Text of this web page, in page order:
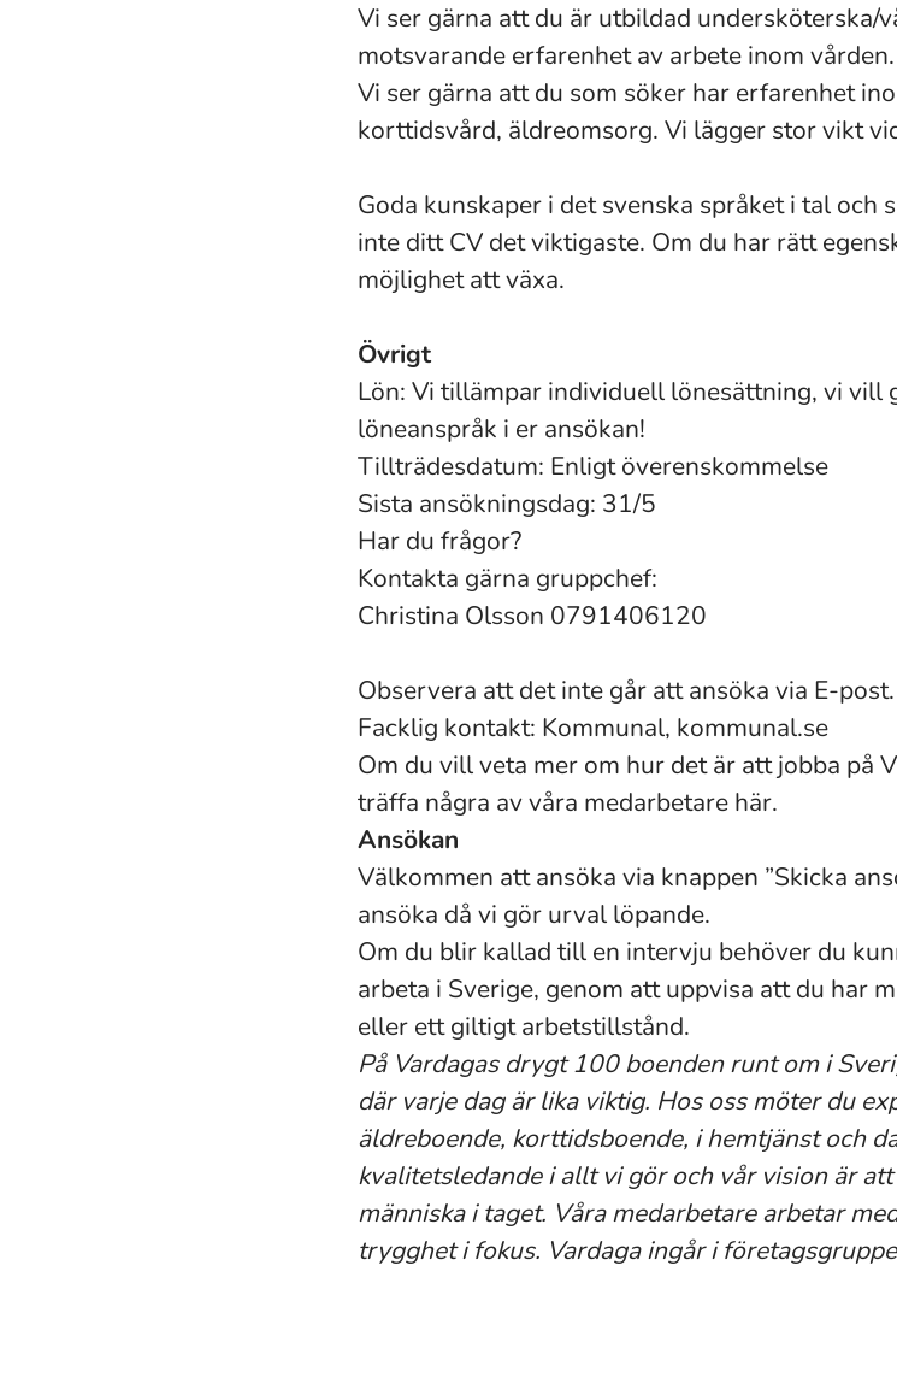
Vi ser gärna att du är utbildad undersköterska/
motsvarande erfarenhet av arbete inom vården.
Vi ser gärna att du som söker har erfarenhet
korttidsvård, äldreomsorg. Vi lägger stor vikt
Goda kunskaper i det svenska språket i tal och
inte ditt CV det viktigaste. Om du har rätt
möjlighet att växa.
Övrigt
Lön: Vi tillämpar individuell lönesättning, vi vill
löneanspråk i er ansökan!
Tillträdesdatum: Enligt överenskommelse
Sista ansökningsdag: 31/5
Har du frågor?
Kontakta gärna gruppchef:
Christina Olsson 0791406120
Observera att det inte går att ansöka via E-post.
Facklig kontakt: Kommunal, kommunal.se
Om du vill veta mer om hur det är att jobba på
träffa några av våra medarbetare här.
Ansökan
Välkommen att ansöka via knappen ”Skicka
ansöka då vi gör urval löpande.
Om du blir kallad till en intervju behöver du
arbeta i Sverige, genom att uppvisa att du har
eller ett giltigt arbetstillstånd.
På Vardagas drygt 100 boenden runt om i
där varje dag är lika viktig. Hos oss möter du
äldreboende, korttidsboende, i hemtjänst och
kvalitetsledande i allt vi gör och vår vision är
människa i taget. Våra medarbetare arbetar
trygghet i fokus. Vardaga ingår i